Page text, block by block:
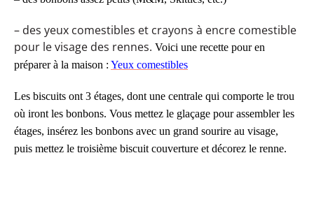
– des yeux comestibles et crayons à encre comestible
pour le visage des rennes. Voici une recette pour en
préparer à la maison : Yeux comestibles
Les biscuits ont 3 étages, dont une centrale qui comporte le trou
où iront les bonbons. Vous mettez le glaçage pour assembler les
étages, insérez les bonbons avec un grand sourire au visage,
puis mettez le troisième biscuit couverture et décorez le renne.